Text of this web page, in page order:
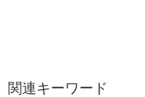
関連キーワード